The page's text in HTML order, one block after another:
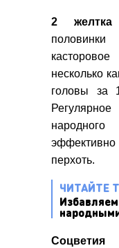
2 желтка
несколько
головы за
перхоть.
ЧИТАЙТЕ